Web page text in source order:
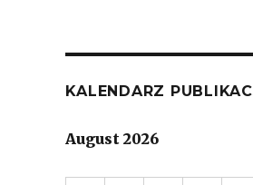
KALENDARZ
August 2026